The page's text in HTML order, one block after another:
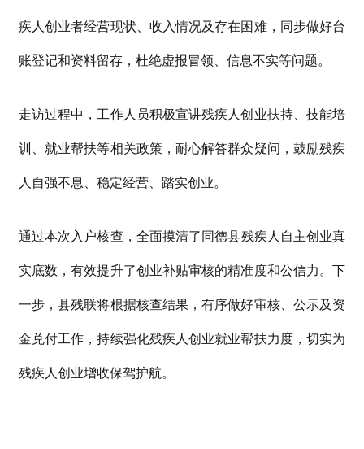
疾人创业者经营现状、收入情况及存在困难，同步做好台
账登记和资料留存，杜绝虚报冒领、信息不实等问题。
走访过程中，工作人员积极宣讲残疾人创业扶持、技能培
训、就业帮扶等相关政策，耐心解答群众疑问，鼓励残疾
人自强不息、稳定经营、踏实创业。
通过本次入户核查，全面摸清了同德县残疾人自主创业真
实底数，有效提升了创业补贴审核的精准度和公信力。下
一步，县残联将根据核查结果，有序做好审核、公示及资
金兑付工作，持续强化残疾人创业就业帮扶力度，切实为
残疾人创业增收保驾护航。